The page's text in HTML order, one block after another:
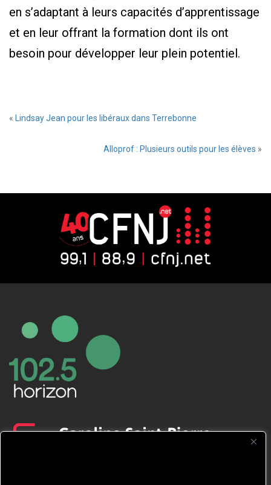
en s’adaptant à leurs capacités d’apprentissage
et en leur offrant la formation dont ils ont
besoin pour développer leur plein potentiel.
« Lindsay Jean pour les libéraux dans Terrebonne
Alloprof : Plusieurs outils pour les élèves »